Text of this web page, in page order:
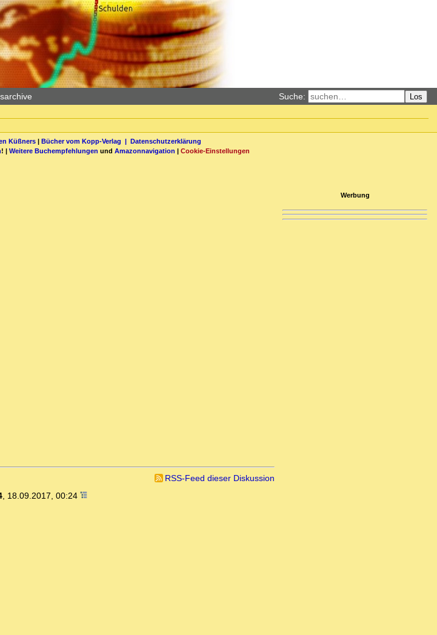
Suche: Los
Küßners| Bücher vom Kopp-Verlag | Datenschutzerklärung
! | Weitere Buchempfehlungen und Amazonnavigation | Cookie-Einstellungen
RSS-Feed dieser Diskussion
, 18.09.2017, 00:24
Werbung